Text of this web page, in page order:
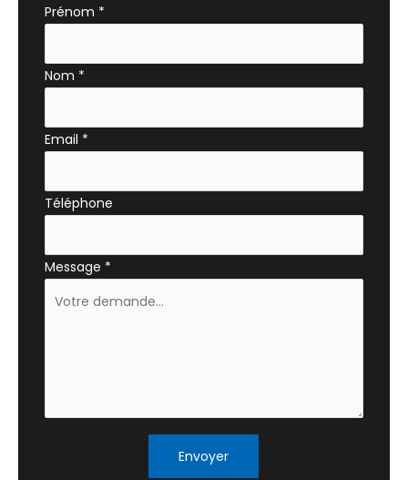
Formulaire
avec
téléphone
Prénom *
Nom *
Email *
Téléphone
Message *
Envoyer